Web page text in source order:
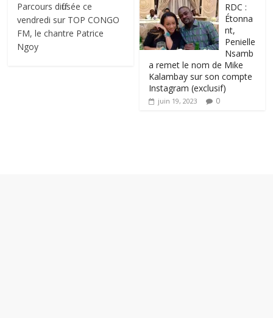
Parcours diffusée ce
vendredi sur TOP CONGO
FM, le chantre Patrice
Ngoy
RDC :
Étonna
nt,
Penielle
Nsamb
a remet le nom de Mike
Kalambay sur son compte
Instagram (exclusif)
juin 19, 2023 0